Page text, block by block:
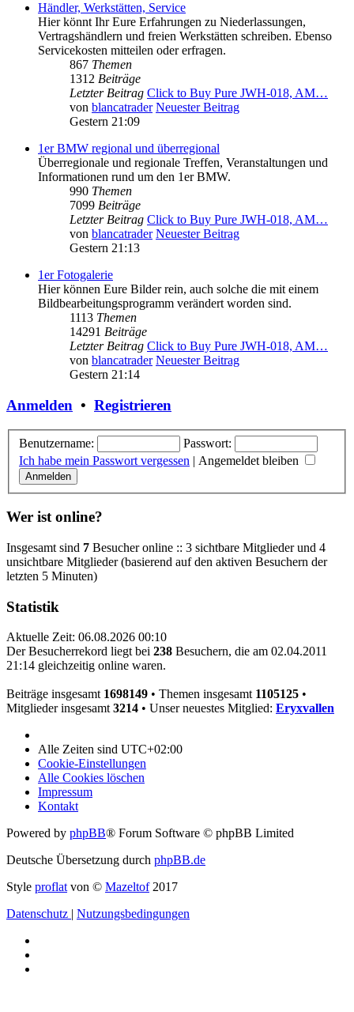
Händler, Werkstätten, Service
Hier könnt Ihr Eure Erfahrungen zu Niederlassungen,
Vertragshändlern und freien Werkstätten schreiben. Ebenso
Servicekosten mitteilen oder erfragen.
867 Themen
1312 Beiträge
Letzter Beitrag Click to Buy Pure JWH-018, AM…
von blancatrader Neuester Beitrag
Gestern 21:09
1er BMW regional und überregional
Überregionale und regionale Treffen, Veranstaltungen und
Informationen rund um den 1er BMW.
990 Themen
7099 Beiträge
Letzter Beitrag Click to Buy Pure JWH-018, AM…
von blancatrader Neuester Beitrag
Gestern 21:13
1er Fotogalerie
Hier können Eure Bilder rein, auch solche die mit einem
Bildbearbeitungsprogramm verändert worden sind.
1113 Themen
14291 Beiträge
Letzter Beitrag Click to Buy Pure JWH-018, AM…
von blancatrader Neuester Beitrag
Gestern 21:14
Anmelden • Registrieren
Benutzername:
Passwort:
Ich habe mein Passwort vergessen | Angemeldet bleiben
Wer ist online?
Insgesamt sind 7 Besucher online :: 3 sichtbare Mitglieder und 4
unsichtbare Mitglieder (basierend auf den aktiven Besuchern der
letzten 5 Minuten)
Statistik
Aktuelle Zeit: 06.08.2026 00:10
Der Besucherrekord liegt bei 238 Besuchern, die am 02.04.2011
21:14 gleichzeitig online waren.
Beiträge insgesamt 1698149 • Themen insgesamt 1105125 •
Mitglieder insgesamt 3214 • Unser neuestes Mitglied: Eryxvallen
Alle Zeiten sind UTC+02:00
Cookie-Einstellungen
Alle Cookies löschen
Impressum
Kontakt
Powered by phpBB® Forum Software © phpBB Limited
Deutsche Übersetzung durch phpBB.de
Style proflat von © Mazeltof2017
Datenschutz | Nutzungsbedingungen